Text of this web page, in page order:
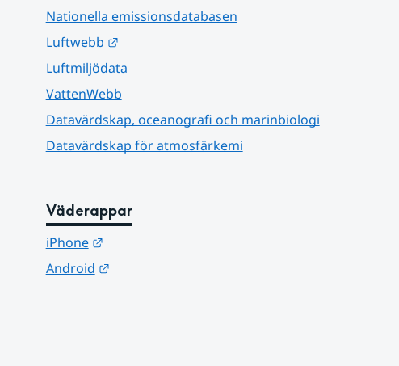
Nationella emissionsdatabasen
Luftwebb
Länk till annan webbplats.
Luftmiljödata
VattenWebb
Datavärdskap, oceanografi och marinbiologi
Datavärdskap för atmosfärkemi
Väderappar
iPhone
Länk till annan webbplats.
Android
Länk till annan webbplats.